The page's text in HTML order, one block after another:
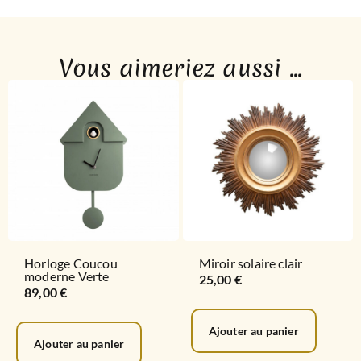
Vous aimeriez aussi ...
Horloge Coucou
moderne Verte
89,00€
Ajouter au panier
Miroir solaire clair
25,00 €
Ajouter au panier